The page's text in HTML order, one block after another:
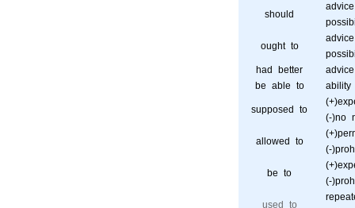
should
advice
ought to
advice
had better
advice
be able to
ability
supposed to
(-)no
allowed to
(-
be to
(-
used to